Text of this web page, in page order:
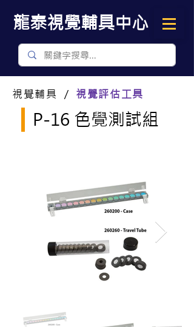
​龍泰視覺輔具中心
視覺輔具 ／ 視覺評估工具
P-16 色覺測試組